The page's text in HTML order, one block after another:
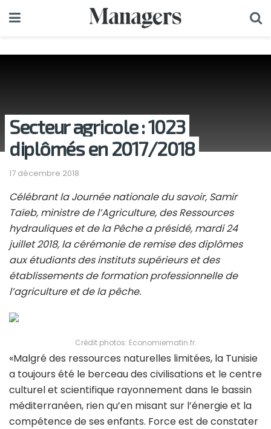
Secteur agricole : 1023
diplômés en 2017/2018
17 décembre 2018
Célébrant la Journée nationale du savoir, Samir
Taïeb, ministre de l’Agriculture, des Ressources
hydrauliques et de la Pêche a présidé, mardi 24
juillet 2018, la cérémonie de remise des diplômes
aux étudiants des instituts supérieurs et des
établissements de formation professionnelle de
l’agriculture et de la pêche.
Crédit photos: Economiematin.fr.
«Malgré des ressources naturelles limitées, la Tunisie
a toujours été le berceau des civilisations et le centre
culturel et scientifique rayonnement dans le bassin
méditerranéen, rien qu’en misant sur l’énergie et la
compétence de ses enfants. Force est de constater